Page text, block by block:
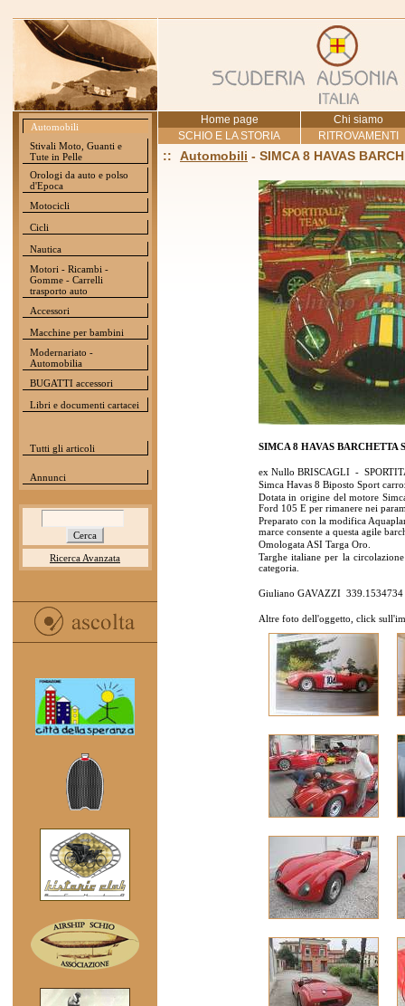
Automobili
Stivali Moto, Guanti e
Tute in Pelle
Orologi da auto e polso
d'Epoca
Motocicli
Cicli
Nautica
Motori - Ricambi -
Gomme - Carrelli
trasporto auto
Accessori
Macchine per bambini
Modernariato -
Automobilia
BUGATTI accessori
Libri e documenti cartacei
Tutti gli articoli
Annunci
Ricerca Avanzata
Home page
Chi siamo
SCHIO E LA STORIA
RITROVAMENTI
:: Automobili - SIMCA 8 HAVAS
SIMCA 8 HAVAS BARCHETTA
ex Nullo BRISCAGLI -
Simca Havas 8 Biposto Sport
Dotata in origine del motore
Ford 105 E per rimanere nei
Preparato con la modifica
marce consente a questa agile
Omologata ASI Targa Oro.
Targhe italiane per la
categoria.
Giuliano GAVAZZI 339.1534734
Altre foto dell'oggetto, click